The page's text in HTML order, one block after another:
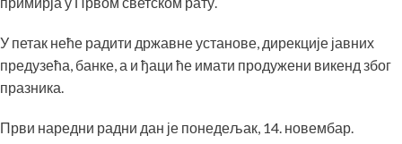
У петак неће радити државне установе, дирекције јавних
предузећа, банке, а и ђаци ће имати продужени викенд због
празника.
Први наредни радни дан је понедељак, 14. новембар.